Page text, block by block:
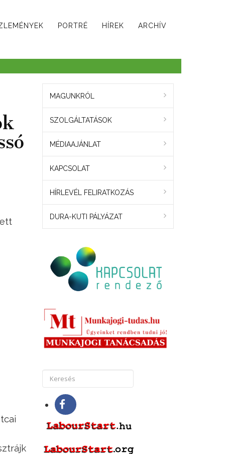
PORTRÉ HÍREK ARCHÍV
MAGUNKRÓL
SZOLGÁLTATÁSOK
MÉDIAAJÁNLAT
KAPCSOLAT
HÍRLEVÉL FELIRATKOZÁS
DURA-KUTI PÁLYÁZAT